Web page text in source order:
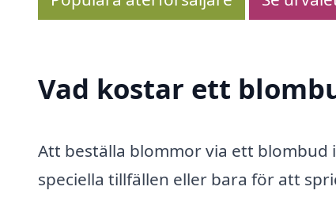
Vad kostar ett
Att beställa blommor via ett
speciella tillfällen eller bara för att